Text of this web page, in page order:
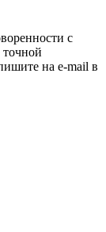
с
на e-mail в